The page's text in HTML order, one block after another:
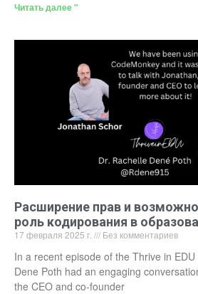
Читать далее "
Расширение прав и
роль кодирования в
17 февраля 2025 г. Без комментариев
In a recent episode of the Thrive in
Dene Poth had an engaging
the CEO and co-founder